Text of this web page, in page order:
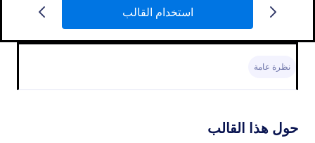
استخدام القالب
نظرة عامة
حول هذا القالب
استمارة التسجيل في دورة تدريبية
المعلومات الشخصية للمتقدمين ومعلومات الاتصال مع